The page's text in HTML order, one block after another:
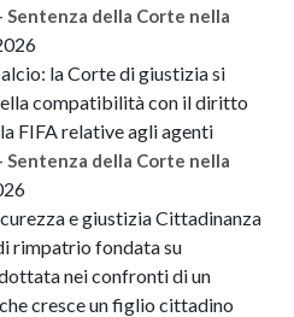
della Corte nella
la Corte di giustizia si
compatibilità con il diritto
FIFA relative agli agenti
della Corte nella
e giustizia Cittadinanza
rimpatrio fondata su
nei confronti di un
cresce un figlio cittadino